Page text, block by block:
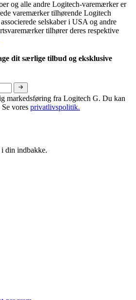
og alle andre Logitech-varemærker er
varemærker tilhørende Logitech
selskaber i USA og andre
tilhører deres respektive
dit særlige tilbud og eksklusive
markedsføring fra Logitech G. Du kan
vores privatlivspolitik.
din indbakke.